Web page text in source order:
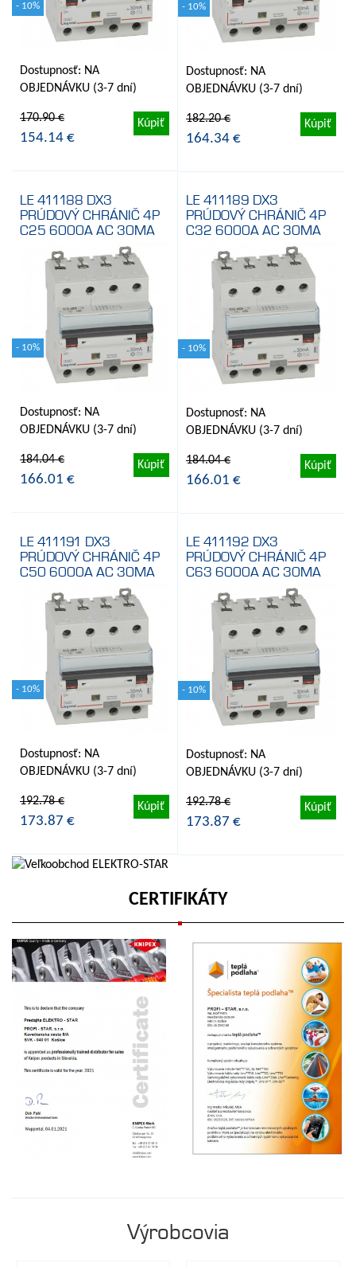
- 10%
Dostupnosť: NA
OBJEDNÁVKU (3-7 dní)
170.90 €
154.14 €
Kúpiť
- 10%
Dostupnosť: NA
OBJEDNÁVKU (3-7 dní)
182.20 €
164.34 €
Kúpiť
LE 411188 DX3
PRÚDOVÝ CHRÁNIČ 4P
C25 6000A AC 30MA
- 10%
Dostupnosť: NA
OBJEDNÁVKU (3-7 dní)
184.04 €
166.01 €
Kúpiť
LE 411189 DX3
PRÚDOVÝ CHRÁNIČ 4P
C32 6000A AC 30MA
- 10%
Dostupnosť: NA
OBJEDNÁVKU (3-7 dní)
184.04 €
166.01 €
Kúpiť
LE 411191 DX3
PRÚDOVÝ CHRÁNIČ 4P
C50 6000A AC 30MA
- 10%
Dostupnosť: NA
OBJEDNÁVKU (3-7 dní)
192.78 €
173.87 €
Kúpiť
LE 411192 DX3
PRÚDOVÝ CHRÁNIČ 4P
C63 6000A AC 30MA
- 10%
Dostupnosť: NA
OBJEDNÁVKU (3-7 dní)
192.78 €
173.87 €
Kúpiť
CERTIFIKÁTY
Výrobcovia